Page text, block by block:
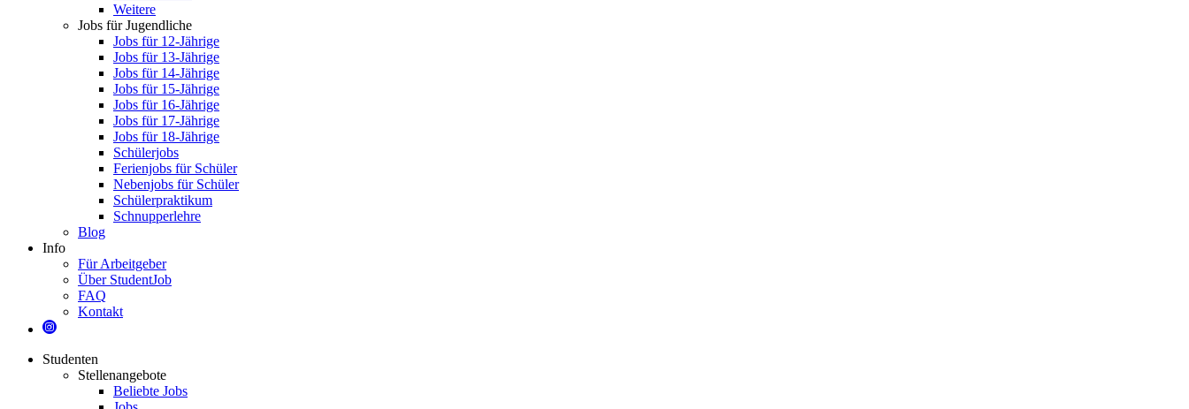
Weitere
Jobs für Jugendliche
Jobs für 12-Jährige
Jobs für 13-Jährige
Jobs für 14-Jährige
Jobs für 15-Jährige
Jobs für 16-Jährige
Jobs für 17-Jährige
Jobs für 18-Jährige
Schülerjobs
Ferienjobs für Schüler
Nebenjobs für Schüler
Schülerpraktikum
Schnupperlehre
Blog
Info
Für Arbeitgeber
Über StudentJob
FAQ
Kontakt
Studenten
Stellenangebote
Beliebte Jobs